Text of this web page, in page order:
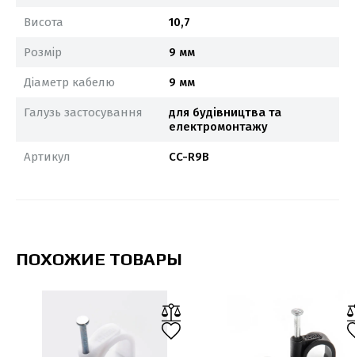
Висота 10,7
Розмір 9 мм
Діаметр кабелю 9 мм
Галузь застосування
для будівництва та
електромонтажу
Артикул CC-R9B
ПОХОЖИЕ ТОВАРЫ